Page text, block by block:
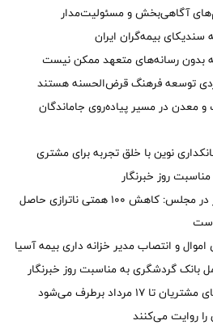
آگاهی‌بخش و مسئولیت‌مدار
بیمه‌گران ایران
بدون رسانه‌های متعهد ممکن نیست
توسعه فرهنگ قرض‌الحسنه هستند
در مسیر پیاده‌روی جاماندگان
نوین با خلق تجربه برای مشتری
روز خبرنگار
نماینده مردم خلخال و کوثر در مجلس: کاهش ۱۰۰ همتی ناترازی حاصل
و انتصاب مدیر خزانه داری بیمه آسیا
بانک گردشگری به مناسبت روز خبرنگار
مرداد برطرف می‌شود
را روایت می‌کنند